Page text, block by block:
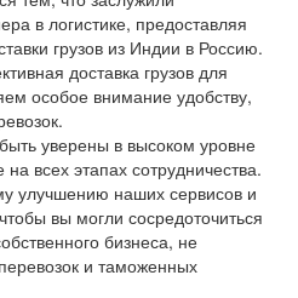
в логистике, предоставляя
грузов из Индии в Россию.
доставка грузов для
особое внимание удобству,
уверены в высоком уровне
всех этапах сотрудничества.
улучшению наших сервисов и
вы могли сосредоточиться
бизнеса, не
и таможенных